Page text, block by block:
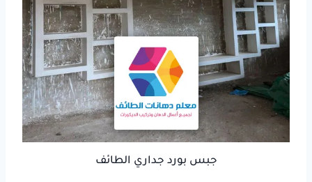
جبس بورد جداري الطائف